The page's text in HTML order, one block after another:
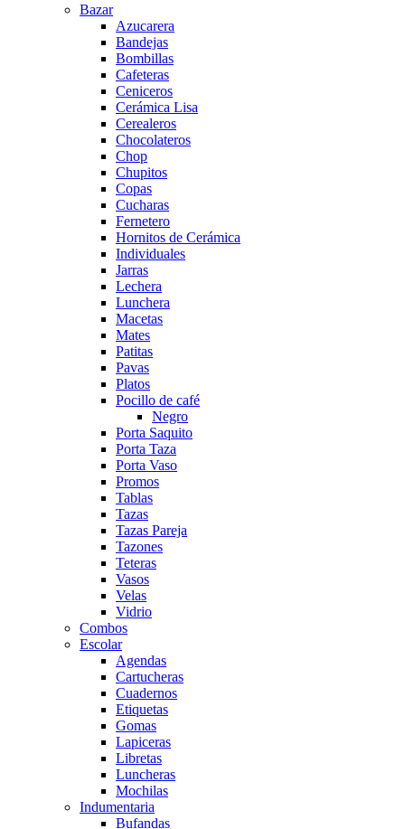
Bazar
Azucarera
Bandejas
Bombillas
Cafeteras
Ceniceros
Cerámica Lisa
Cerealeros
Chocolateros
Chop
Chupitos
Copas
Cucharas
Fernetero
Hornitos de Cerámica
Individuales
Jarras
Lechera
Lunchera
Macetas
Mates
Patitas
Pavas
Platos
Pocillo de café
Negro
Porta Saquito
Porta Taza
Porta Vaso
Promos
Tablas
Tazas
Tazas Pareja
Tazones
Teteras
Vasos
Velas
Vidrio
Combos
Escolar
Agendas
Cartucheras
Cuadernos
Etiquetas
Gomas
Lapiceras
Libretas
Luncheras
Mochilas
Indumentaria
Bufandas